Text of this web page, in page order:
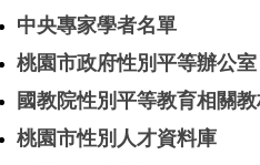
中央專家學者名單
桃園市政府性別平等辦公室
國教院性別平等教育相關
桃園市性別人才資料庫